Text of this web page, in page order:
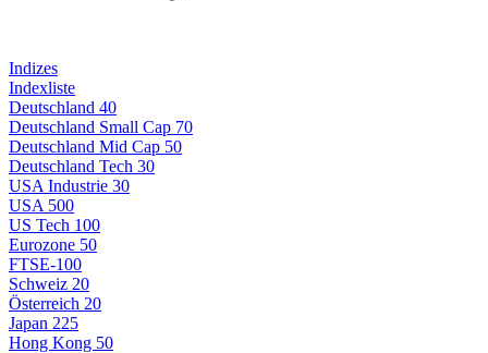
Indizes
Indexliste
Deutschland 40
Deutschland Small Cap 70
Deutschland Mid Cap 50
Deutschland Tech 30
USA Industrie 30
USA 500
US Tech 100
Eurozone 50
FTSE-100
Schweiz 20
Österreich 20
Japan 225
Hong Kong 50